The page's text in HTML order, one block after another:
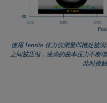
使用 Tensíío 张力仪测量凹槽处被
之间被压缩，液滴的曲率压力不断
此时接